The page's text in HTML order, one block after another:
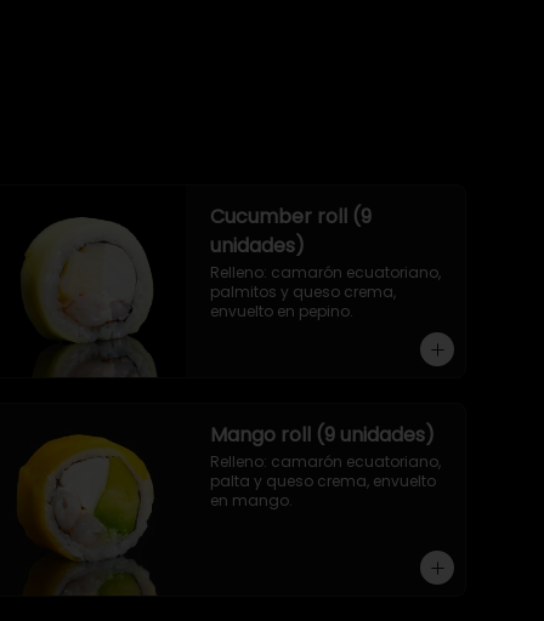
Cucumber roll (9
unidades)
Relleno: camarón ecuatoriano,
palmitos y queso crema,
envuelto en pepino.
Mango roll (9 unidades)
Relleno: camarón ecuatoriano,
palta y queso crema, envuelto
en mango.